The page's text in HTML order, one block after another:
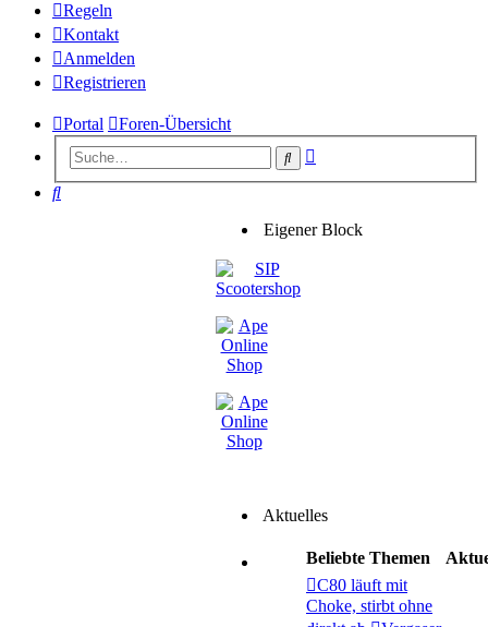
Regeln
Kontakt
Anmelden
Registrieren
Portal Foren-Übersicht
Suche
Suche
Eigener Block
Aktuelles
Beliebte Themen
C80 läuft mit
Choke, stirbt ohne